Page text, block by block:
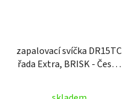
zapalovací svíčka DR15TC
řada Extra, BRISK - Česká